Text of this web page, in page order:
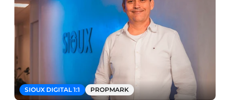
SIOUX DIGITAL 1:1 PROPMARK